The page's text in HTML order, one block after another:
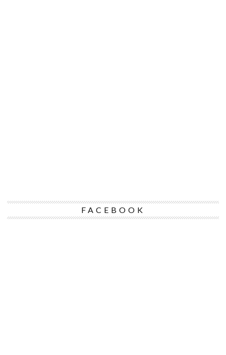
FACEBOOK